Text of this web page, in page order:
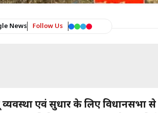
News Follow Us
एवं सुधार के लिए विधानसभा से